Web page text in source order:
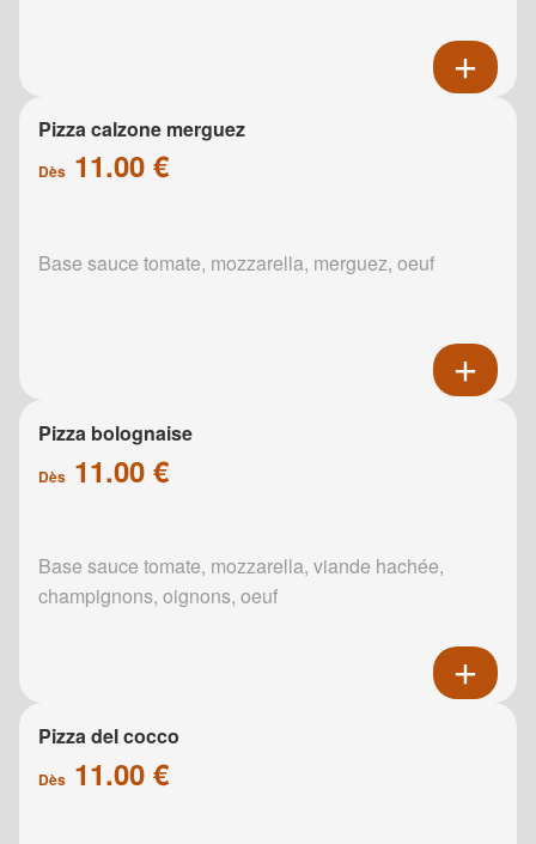
Pizza calzone merguez
Dès 11.00 €
Base sauce tomate, mozzarella, merguez, oeuf
Pizza bolognaise
Dès 11.00 €
Base sauce tomate, mozzarella, viande hachée,
champignons, oignons, oeuf
Pizza del cocco
Dès 11.00 €